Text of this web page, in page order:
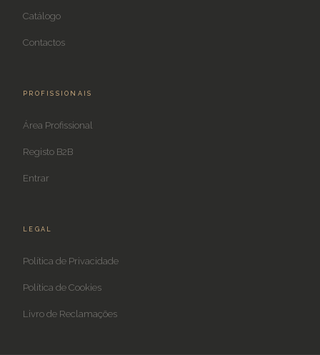
Catálogo
Contactos
PROFISSIONAIS
Área Profissional
Registo B2B
Entrar
LEGAL
Política de Privacidade
Política de Cookies
Livro de Reclamações